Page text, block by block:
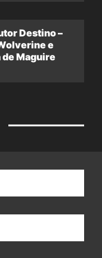
Destino –
e
Maguire